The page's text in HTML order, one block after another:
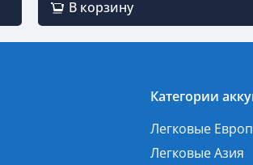
В корзину
Категории
Легковые
Легковые Азия